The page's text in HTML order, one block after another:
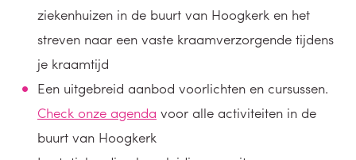
ziekenhuizen in de buurt van Hoogkerk en het
streven naar een vaste kraamverzorgende tijdens
je kraamtijd
Een uitgebreid aanbod voorlichten en cursussen.
Check onze agenda voor alle activiteiten in de
buurt van Hoogkerk